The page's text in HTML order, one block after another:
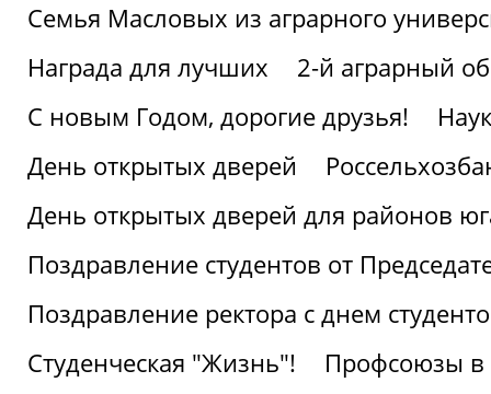
Семья Масловых из аграрного
Награда для лучших
2-й аграрный
С новым Годом, дорогие друзья!
День открытых дверей
День открытых дверей для районов
Поздравление студентов от
Поздравление ректора с днем
Студенческая "Жизнь"!
Профсоюзы в